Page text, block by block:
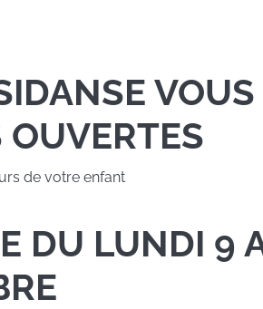
VOUS
OUVERTES
de votre enfant
DU LUNDI 9